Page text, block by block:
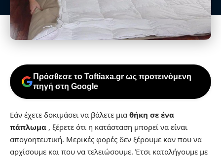
Πρόσθεσε το Toftiaxa.gr ως προτεινόμενη
πηγή στη Google
Εάν έχετε δοκιμάσει να βάλετε μια θήκη σε ένα
πάπλωμα , ξέρετε ότι η κατάσταση μπορεί να είναι
απογοητευτική. Μερικές φορές δεν ξέρουμε καν που να
αρχίσουμε και που να τελειώσουμε. Έτσι καταλήγουμε με